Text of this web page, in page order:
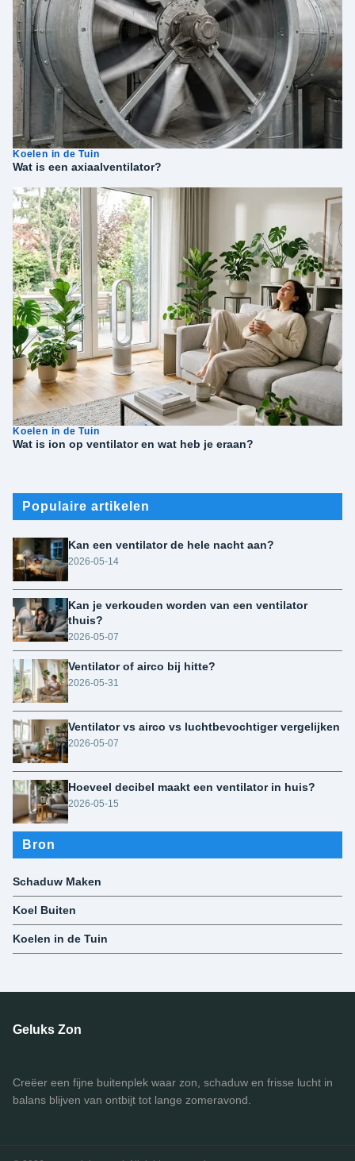
Koelen in de Tuin
Wat is een axiaalventilator?
Koelen in de Tuin
Wat is ion op ventilator en wat heb je eraan?
Populaire artikelen
Kan een ventilator de hele nacht aan?
2026-05-14
Kan je verkouden worden van een ventilator
thuis?
2026-05-07
Ventilator of airco bij hitte?
2026-05-31
Ventilator vs airco vs luchtbevochtiger vergelijken
2026-05-07
Hoeveel decibel maakt een ventilator in huis?
2026-05-15
Bron
Schaduw Maken
Koel Buiten
Koelen in de Tuin
Geluks Zon
Creëer een fijne buitenplek waar zon, schaduw en frisse lucht in
balans blijven van ontbijt tot lange zomeravond.